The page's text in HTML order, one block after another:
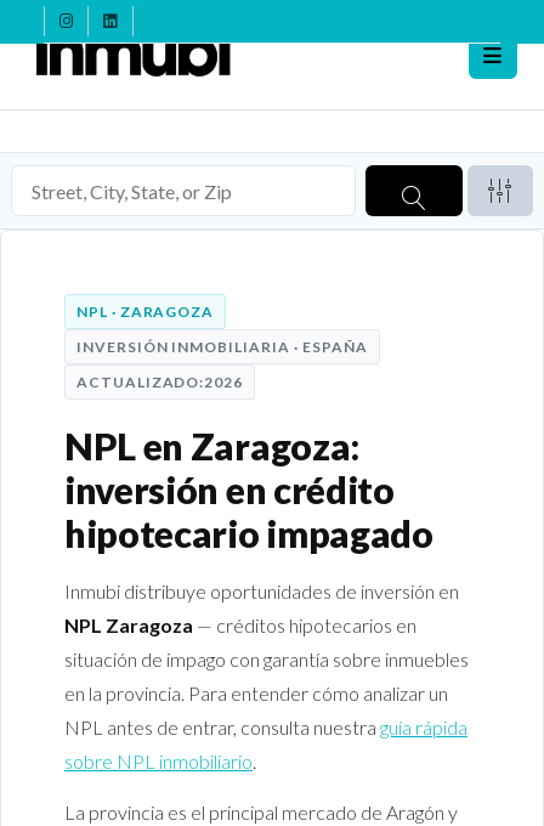
NPL · ZARAGOZA
INVERSIÓN INMOBILIARIA · ESPAÑA
ACTUALIZADO:2026
NPL en Zaragoza:
inversión en crédito
hipotecario impagado
Inmubi distribuye oportunidades de inversión en
NPL Zaragoza — créditos hipotecarios en
situación de impago con garantía sobre inmuebles
en la provincia. Para entender cómo analizar un
NPL antes de entrar, consulta nuestra guía rápida
sobre NPL inmobiliario.
La provincia es el principal mercado de Aragón y